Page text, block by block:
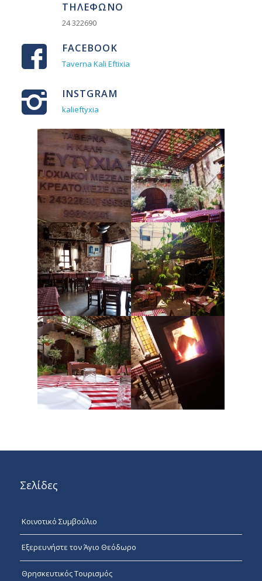
ΤΗΛΕΦΩΝΟ
24 322690
FACEBOOK
Taverna Kali Eftixia
INSTGRAM
kalieftyxia
Σελίδες
Κοινοτικό Συμβούλιο
Εξερευνήστε τον Άγιο Θεόδωρο
Θρησκευτικός Τουρισμός